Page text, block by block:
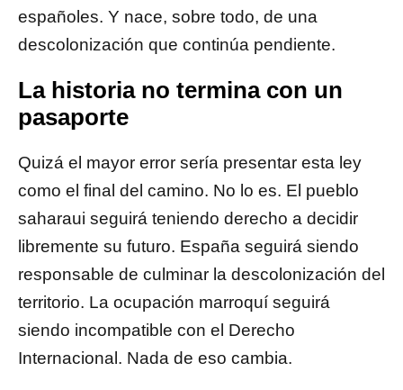
españoles. Y nace, sobre todo, de una
descolonización que continúa pendiente.
La historia no termina con un
pasaporte
Quizá el mayor error sería presentar esta ley
como el final del camino. No lo es. El pueblo
saharaui seguirá teniendo derecho a decidir
libremente su futuro. España seguirá siendo
responsable de culminar la descolonización del
territorio. La ocupación marroquí seguirá
siendo incompatible con el Derecho
Internacional. Nada de eso cambia.